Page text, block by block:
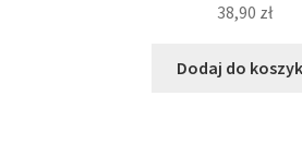
38,90 zł
Dodaj do